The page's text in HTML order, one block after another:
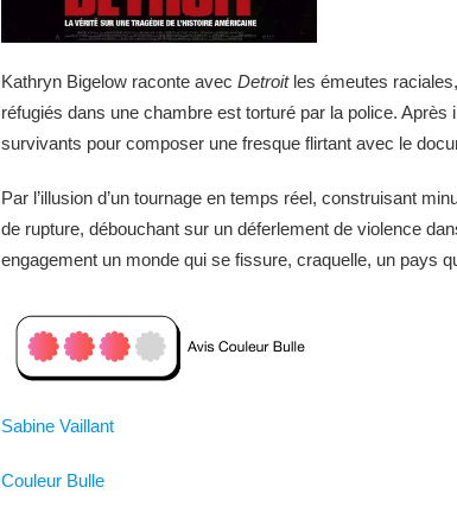
Kathryn Bigelow raconte avec Detroitles émeutes
réfugiés dans une chambre est torturé par la police.
survivants pour composer une fresque flirtant avec le
Par l’illusion d’un tournage en temps réel, construisant
de rupture, débouchant sur un déferlement de violence
engagement un monde qui se fissure, craquelle, un pays
Sabine Vaillant
Couleur Bulle